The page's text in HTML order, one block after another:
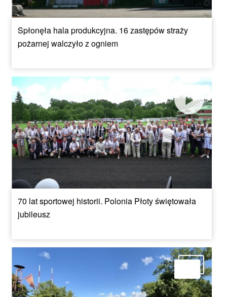
Spłonęła hala produkcyjna. 16 zastępów straży
pożarnej walczyło z ogniem
70 lat sportowej historii. Polonia Płoty świętowała
jubileusz